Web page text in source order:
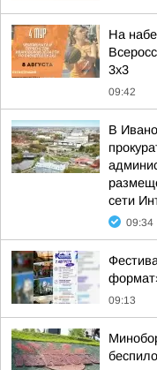
На
3x3
09:42
В
сети
09:34
09:13